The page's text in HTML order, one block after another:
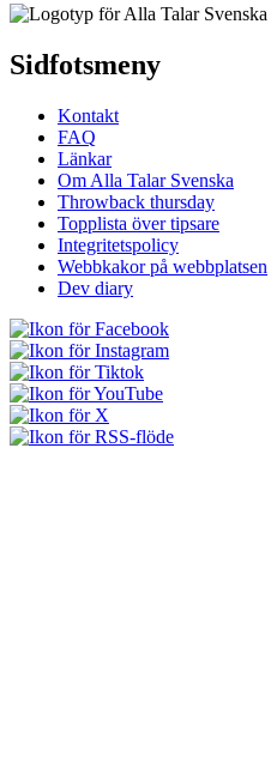
Sidfotsmeny
Kontakt
FAQ
Länkar
Om Alla Talar Svenska
Throwback thursday
Topplista över tipsare
Integritetspolicy
Webbkakor på webbplatsen
Dev diary